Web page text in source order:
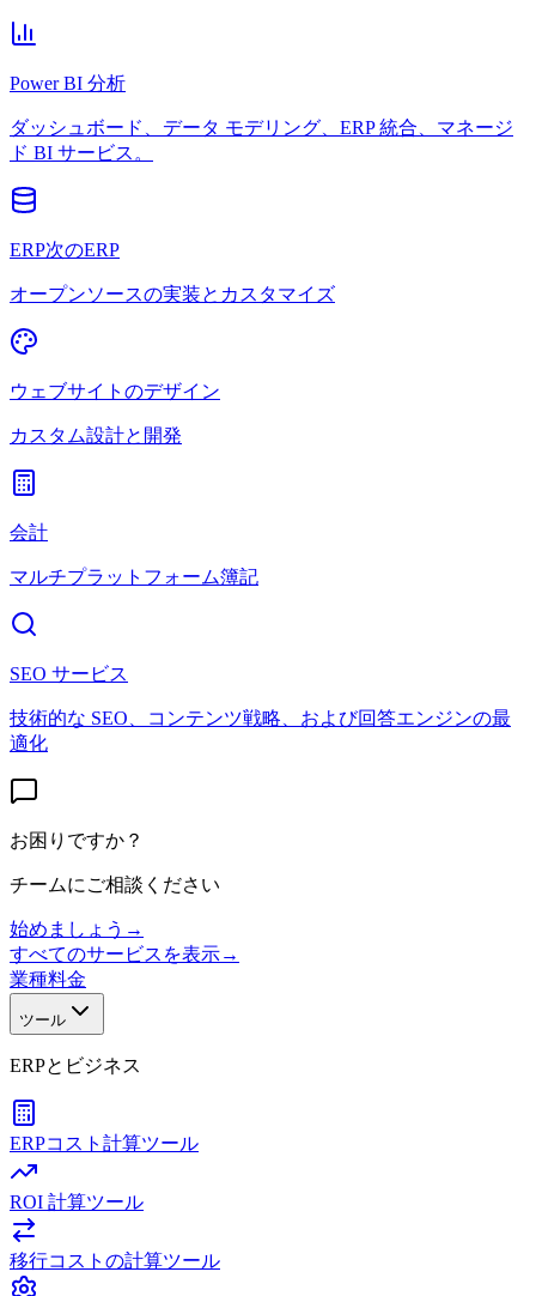
Power BI 分析
ダッシュボード、データ モデリング、ERP 統合、マネージ
ド BI サービス。
ERP次のERP
オープンソースの実装とカスタマイズ
ウェブサイトのデザイン
カスタム設計と開発
会計
マルチプラットフォーム簿記
SEO サービス
技術的な SEO、コンテンツ戦略、および回答エンジンの最
適化
お困りですか？
チームにご相談ください
始めましょう →
すべてのサービスを表示→
業種料金
ツール
ERPとビジネス
ERPコスト計算ツール
ROI 計算ツール
移行コストの計算ツール